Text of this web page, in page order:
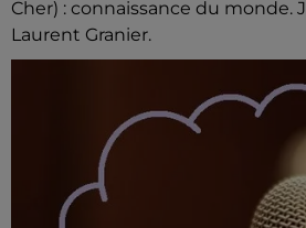
Cher) : connaissance du monde.
Laurent Granier.